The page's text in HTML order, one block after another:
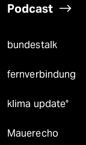
Podcast
bundestalk
fernverbindung
klima update°
Mauerecho